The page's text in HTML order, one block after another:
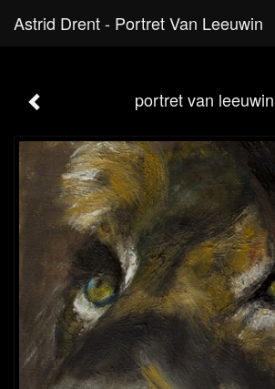
Astrid Drent - Portret Van Leeuwin
portret van leeuwin